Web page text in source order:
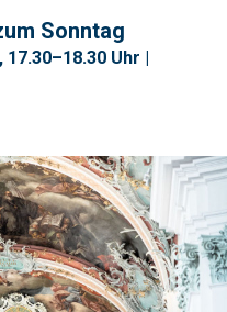
Sonntag
Uhr |